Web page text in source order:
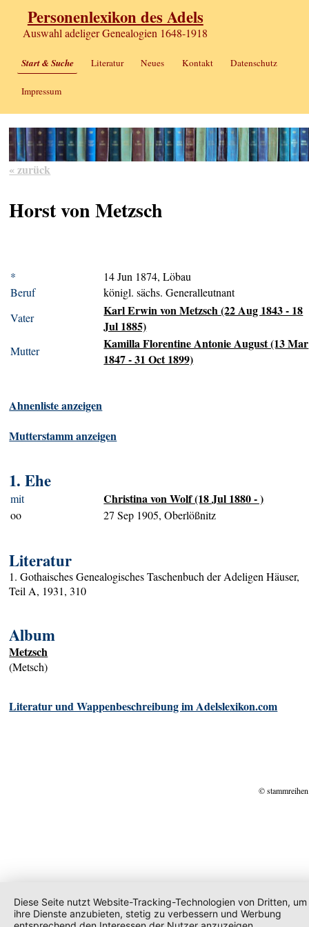
Personenlexikon des Adels
Auswahl adeliger Genealogien 1648-1918
Start & Suche Literatur Neues Kontakt Datenschutz
Impressum
« zurück
Horst von Metzsch
*
14 Jun 1874, Löbau
Beruf
königl. sächs. Generalleutnant
Vater
Karl Erwin von Metzsch (22 Aug 1843 - 18
Jul 1885)
Mutter
Kamilla Florentine Antonie August (13 Mar
1847 - 31 Oct 1899)
Ahnenliste anzeigen
Mutterstamm anzeigen
1. Ehe
mit Christina von Wolf (18 Jul 1880 - )
oo 27 Sep 1905, Oberlößnitz
Literatur
1. Gothaisches Genealogisches Taschenbuch der Adeligen Häuser,
Teil A, 1931, 310
Album
Metzsch
(Metsch)
Literatur und Wappenbeschreibung im Adelslexikon.com
©
Diese Seite nutzt Website-Tracking-Technologien von Dritten, um
ihre Dienste anzubieten, stetig zu verbessern und Werbung